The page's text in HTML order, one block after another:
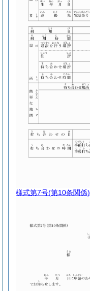
様式第7号(第10条関係)